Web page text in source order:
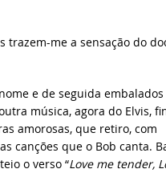
trazem-me a sensação do
e de seguida embalados
música, agora do Elvis,
amorosas, que retiro, com
canções que o Bob canta.
o verso “Love me tender,